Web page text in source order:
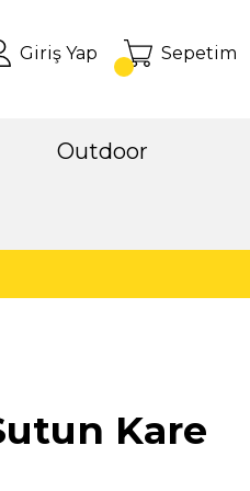
Giriş Yap Sepetim
Outdoor
Kare